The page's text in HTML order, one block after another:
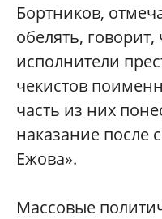
Бортников,
обелять,
исполнители
чекистов
часть из них
наказание после
Ежова».
Массовые